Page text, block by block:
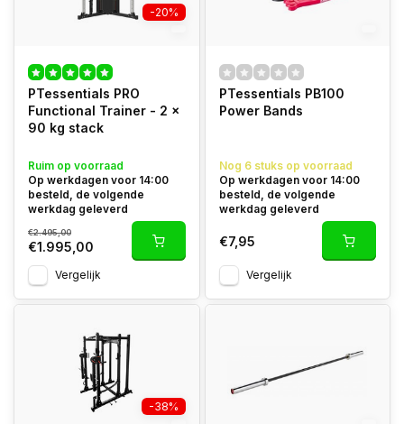
-20%
PTessentials PRO
Functional Trainer - 2 x
90 kg stack
Ruim op voorraad
Op werkdagen voor 14:00
besteld, de volgende
werkdag geleverd
€2.495,00
€1.995,00
Vergelijk
PTessentials PB100
Power Bands
Nog 6 stuks op voorraad
Op werkdagen voor 14:00
besteld, de volgende
werkdag geleverd
€7,95
Vergelijk
-38%